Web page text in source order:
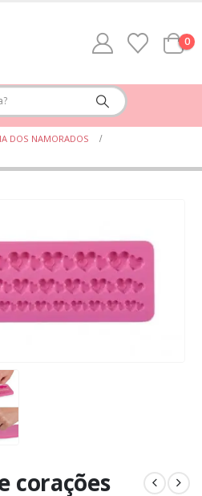
0
DOS NAMORADOS
corações